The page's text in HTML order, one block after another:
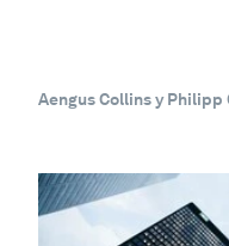
Aengus Collins y